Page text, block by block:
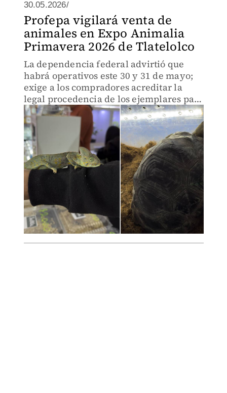
30.05.2026/
Profepa vigilará venta de
animales en Expo Animalia
Primavera 2026 de Tlatelolco
La dependencia federal advirtió que
habrá operativos este 30 y 31 de mayo;
exige a los compradores acreditar la
legal procedencia de los ejemplares para
evitar multas o decomisos.